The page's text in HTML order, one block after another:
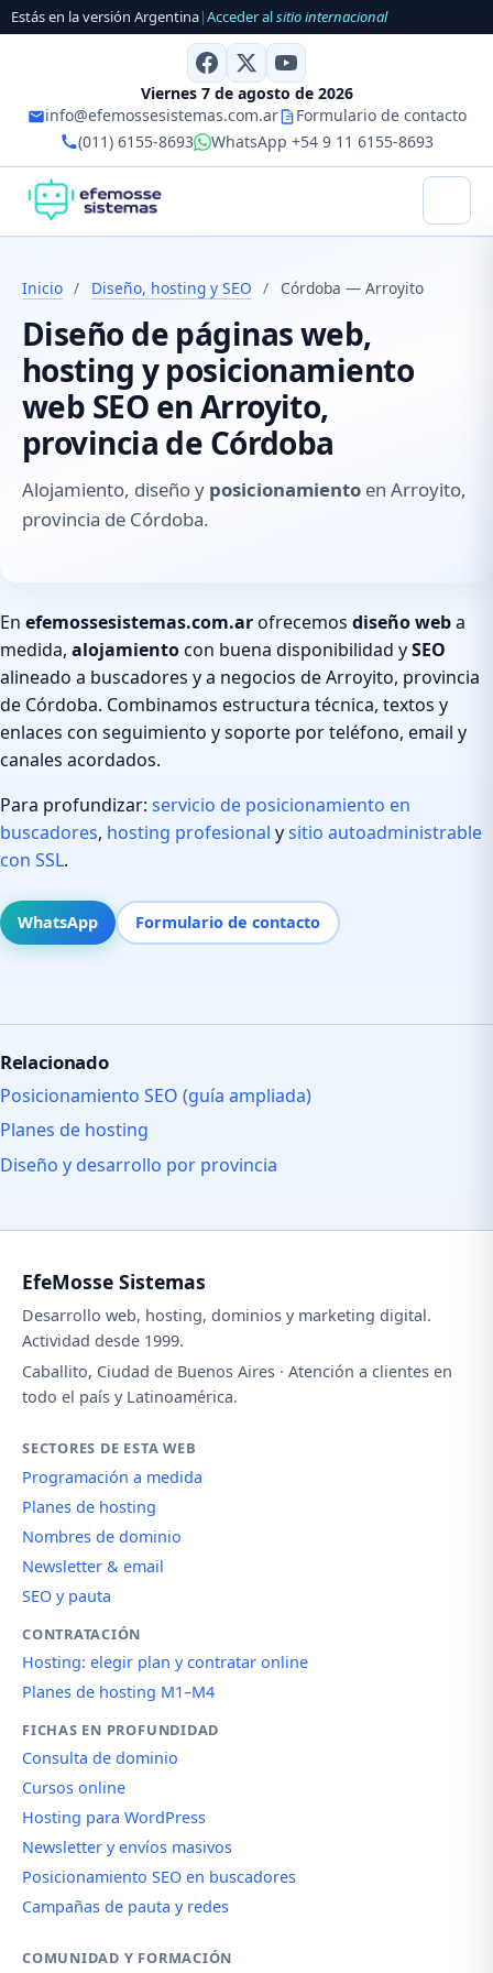
Estás en la versión Argentina|Acceder alsitio internacional
Viernes 7 de agosto de 2026
info@efemossesistemas.com.ar
Formulario de contacto
(011) 6155-8693
WhatsApp +54 9 11 6155-8693
Inicio / Diseño, hosting y SEO / Córdoba — Arroyito
Diseño de páginas web,
hosting y posicionamiento
web SEO en Arroyito,
provincia de Córdoba
Alojamiento, diseño y posicionamiento en Arroyito,
provincia de Córdoba.
En efemossesistemas.com.arofrecemos diseño weba
medida, alojamientocon buena disponibilidad ySEO
alineado a buscadores y a negocios de Arroyito, provincia
de Córdoba. Combinamos estructura técnica, textos y
enlaces con seguimiento y soporte por teléfono, email y
canales acordados.
Para profundizar: servicio de posicionamiento en
buscadores, hosting profesional ysitio autoadministrable
con SSL.
WhatsApp Formulario de contacto
Relacionado
Posicionamiento SEO (guía ampliada)
Planes de hosting
Diseño y desarrollo por provincia
EfeMosse Sistemas
Desarrollo web, hosting, dominios y marketing digital.
Actividad desde 1999.
Caballito, Ciudad de Buenos Aires · Atención a clientes en
todo el país y Latinoamérica.
SECTORES DE ESTA WEB
Programación a medida
Planes de hosting
Nombres de dominio
Newsletter & email
SEO y pauta
CONTRATACIÓN
Hosting: elegir plan y contratar online
Planes de hosting M1–M4
FICHAS EN PROFUNDIDAD
Consulta de dominio
Cursos online
Hosting para WordPress
Newsletter y envíos masivos
Posicionamiento SEO en buscadores
Campañas de pauta y redes
COMUNIDAD Y FORMACIÓN